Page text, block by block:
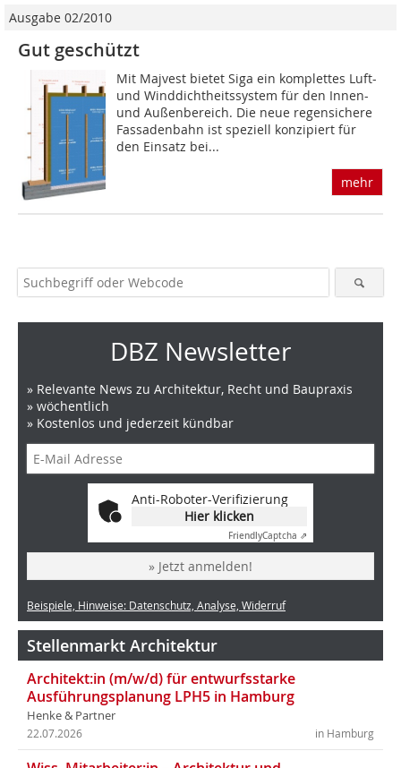
Ausgabe 02/2010
Gut geschützt
Mit Majvest bietet Siga ein komplettes Luft-
und Winddichtheitssystem für den Innen-
und Außen­bereich. Die neue regensichere
Fassadenbahn ist speziell konzipiert für
den Einsatz bei...
mehr
DBZ Newsletter
» Relevante News zu Architektur, Recht und Baupraxis
» wöchentlich
» Kostenlos und jederzeit kündbar
Anti-Roboter-Verifizierung
Hier klicken
FriendlyCaptcha ⇗
» Jetzt anmelden!
Beispiele, Hinweise: Datenschutz, Analyse, Widerruf
Stellenmarkt Architektur
Architekt:in (m/w/d) für entwurfsstarke
Ausführungsplanung LPH5 in Hamburg
Henke & Partner
in Hamburg
22.07.2026